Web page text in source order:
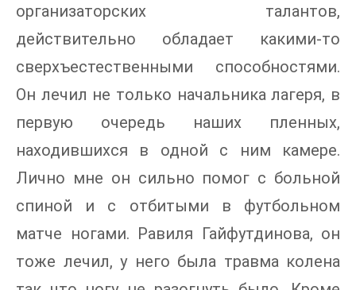
организаторских талантов,
действительно обладает какими-то
сверхъестественными способностями.
Он лечил не только начальника лагеря, в
первую очередь наших пленных,
находившихся в одной с ним камере.
Лично мне он сильно помог с больной
спиной и с отбитыми в футбольном
матче ногами. Равиля Гайфутдинова, он
тоже лечил, у него была травма колена